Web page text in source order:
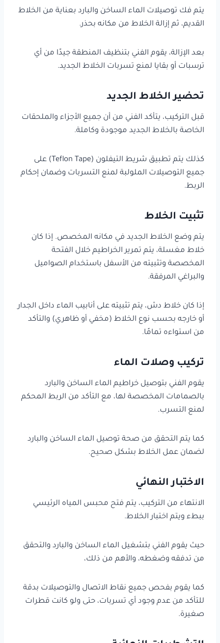
يتم فك توصيلات الماء الساخن والبارد بعناية من الخلاط
القديم، ثم إزالة الخلاط من مكانه بحذر.
بعد الإزالة، يقوم الفني بتنظيف المنطقة جيدًا من أي
ترسبات أو بقايا لمنع تسربات الخلاط الجديد.
تحضير الخلاط الجديد
قبل التركيب، يتأكد الفني من أن جميع الأجزاء والملحقات
الخاصة بالخلاط الجديد موجودة وكاملة.
كذلك يتم تطبيق شريط التيفلون (Teflon Tape) على
جميع التوصيلات الملولبة لمنع التسربات وضمان إحكام
الربط.
تثبيت الخلاط
يتم وضع الخلاط الجديد في مكانه المخصص. إذا كان
خلاط مغسلة، يتم تمرير الخراطيم خلال الفتحة
المخصصة وتثبيته من الأسفل باستخدام الصواميل
والبراغي المرفقة.
إذا كان خلاط دش، يتم تثبيته على أنابيب الماء داخل الجدار
أو خارجه بحسب نوع الخلاط (مخفي أو ظاهري) والتأكد
من استواءه تمامًا.
تركيب وصلات الماء
يقوم الفني بتوصيل خراطيم الماء الساخن والبارد
بالصمامات المخصصة لها، مع التأكد من الربط المحكم
لمنع التسرب.
كما يتم التحقق من صحة توصيل الماء الساخن والبارد
لضمان عمل الخلاط بشكل صحيح.
الاختبار النهائي
الانتهاء من التركيب، يتم فتح محبس المياه الرئيسي
ببطء ويتم اختبار الخلاط.
حيث يقوم الفني بتشغيل الماء الساخن والبارد والتحقق
من تدفقه وضغطه، والأهم من ذلك،
كما يقوم بفحص جميع نقاط الاتصال والتوصيلات بدقة
للتأكد من عدم وجود أي تسربات، حتى ولو كانت قطرات
صغيرة.